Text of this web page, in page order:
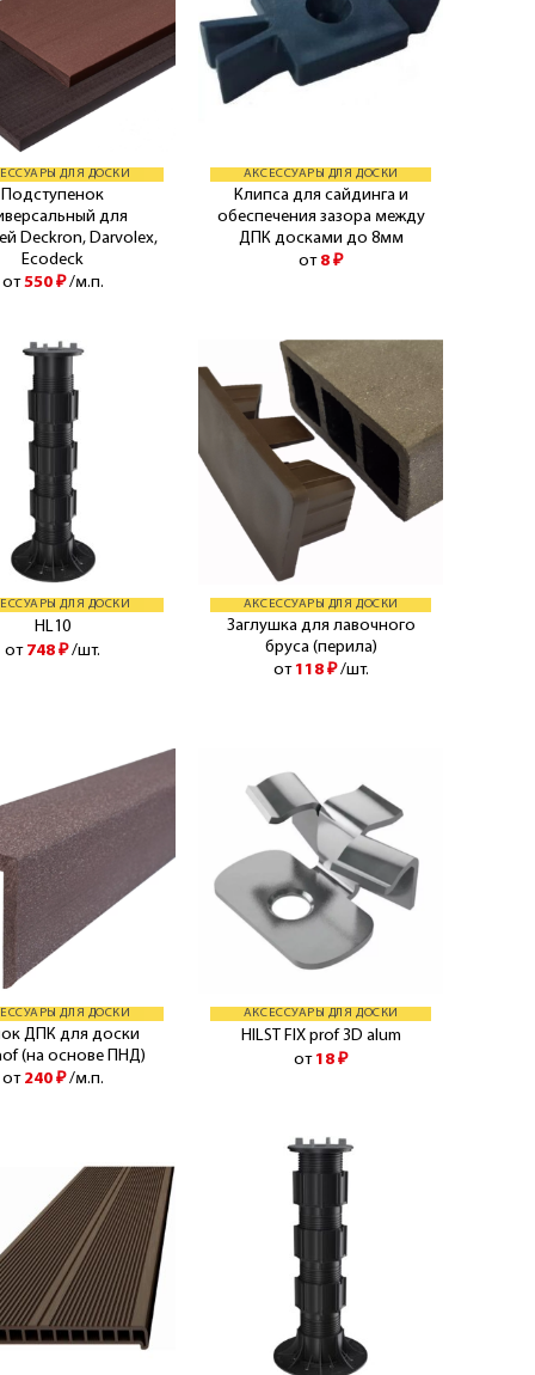
ДЛЯ ДОСКИ
Подступенок
для
Deckron, Darvolex,
Ecodeck
от550 ₽ /м.п.
АКСЕССУАРЫ ДЛЯ ДОСКИ
Клипса для сайдинга и
обеспечения зазора между
ДПК досками до 8мм
от 8₽
ДЛЯ ДОСКИ
HL10
от 748₽ /шт.
АКСЕССУАРЫ ДЛЯ ДОСКИ
Заглушка для лавочного
бруса (перила)
от 118 ₽ /шт.
ДЛЯ ДОСКИ
ДПК для доски
(на основе ПНД)
от 240 ₽ /м.п.
АКСЕССУАРЫ ДЛЯ ДОСКИ
HILST FIX prof 3D alum
от 18₽